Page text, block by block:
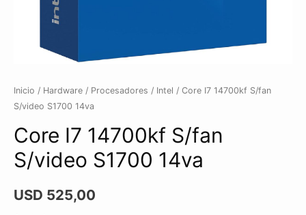
Inicio / Hardware / Procesadores / Intel / Core I7 14700kf S/fan
S/video S1700 14va
Core I7 14700kf S/fan
S/video S1700 14va
USD 525,00